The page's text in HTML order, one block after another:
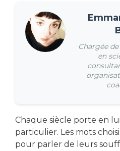
Chargée
en
Chaque siècle porte en
particulier. Les mots
pour parler de leurs